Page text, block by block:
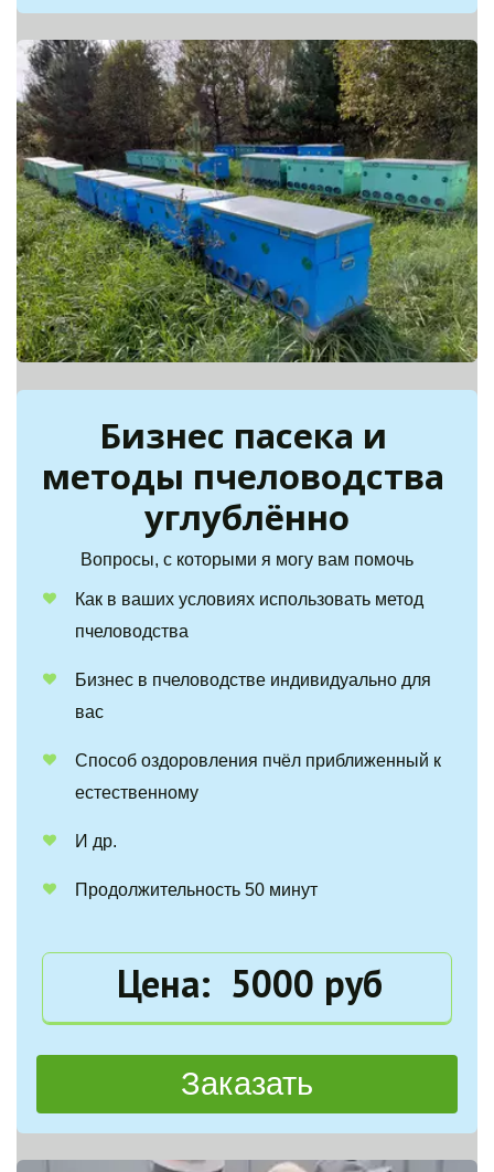
Бизнес пасека и
методы пчеловодства
углублённо
Вопросы, с которыми я могу вам помочь
Как в ваших условиях использовать метод
пчеловодства
Бизнес в пчеловодстве индивидуально для
вас
Способ оздоровления пчёл приближенный к
естественному
И др.
Продолжительность 50 минут
Цена:  5000 руб
Заказать